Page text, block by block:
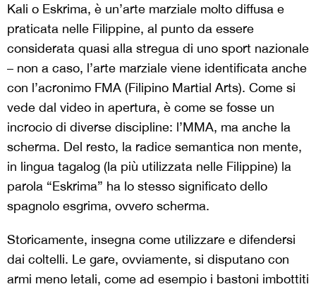
Kali o Eskrima, è un’arte marziale molto diffusa e
praticata nelle Filippine, al punto da essere
considerata quasi alla stregua di uno sport nazionale
– non a caso, l’arte marziale viene identificata anche
con l’acronimo FMA (Filipino Martial Arts). Come si
vede dal video in apertura, è come se fosse un
incrocio di diverse discipline: l’MMA, ma anche la
scherma. Del resto, la radice semantica non mente,
in lingua tagalog (la più utilizzata nelle Filippine) la
parola “Eskrima” ha lo stesso significato dello
spagnolo esgrima, ovvero scherma.
Storicamente, insegna come utilizzare e difendersi
dai coltelli. Le gare, ovviamente, si disputano con
armi meno letali, come ad esempio i bastoni imbottiti